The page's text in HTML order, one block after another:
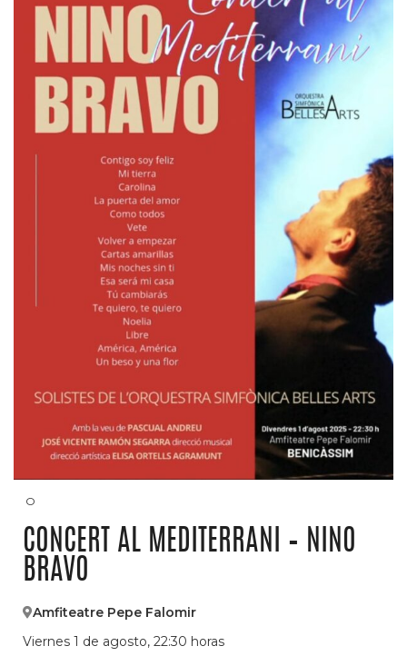
CONCERT AL MEDITERRANI – NINO
BRAVO
Amfiteatre Pepe Falomir
Viernes 1 de agosto, 22:30 horas